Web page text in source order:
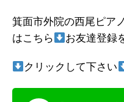
箕面市外院の西尾ピア
はこちら
お友達登録
クリックして下さい